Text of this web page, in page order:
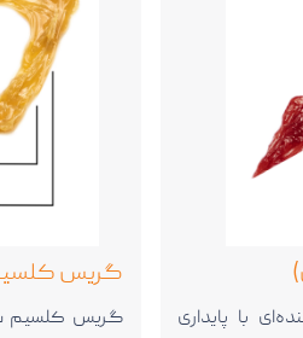
با پایداری
گریس
گریس کلسیم